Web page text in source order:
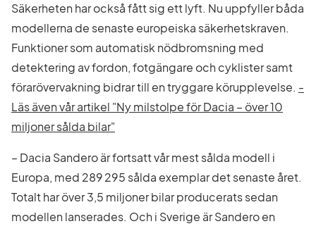
Säkerheten har också fått sig ett lyft. Nu uppfyller båda
modellerna de senaste europeiska säkerhetskraven.
Funktioner som automatisk nödbromsning med
detektering av fordon, fotgängare och cyklister samt
förarövervakning bidrar till en tryggare körupplevelse. -
Läs även vår artikel "Ny milstolpe för Dacia – över 10
miljoner sålda bilar"
– Dacia Sandero är fortsatt vår mest sålda modell i
Europa, med 289 295 sålda exemplar det senaste året.
Totalt har över 3,5 miljoner bilar producerats sedan
modellen lanserades. Och i Sverige är Sandero en